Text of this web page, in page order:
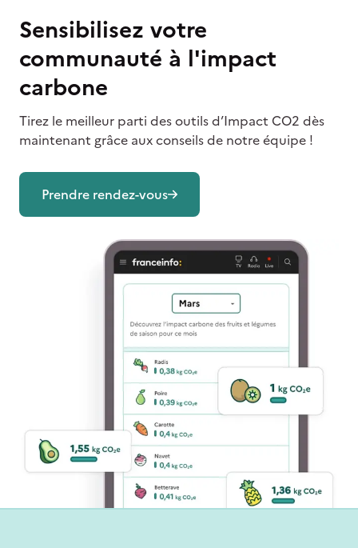
Sensibilisez votre
communauté à l'impact
carbone
Tirez le meilleur parti des outils d’Impact CO2 dès
maintenant grâce aux conseils de notre équipe !
Prendre rendez-vous